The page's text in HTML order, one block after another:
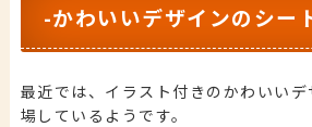
-かわいいデザインのシー
最近では、イラスト付きのかわいい
場しているようです。